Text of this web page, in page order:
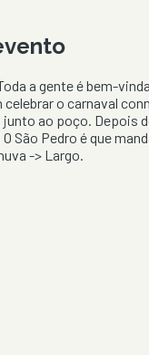
a gente é bem-
o carnaval
junto ao poço. Depois
São Pedro é que
-> Largo.